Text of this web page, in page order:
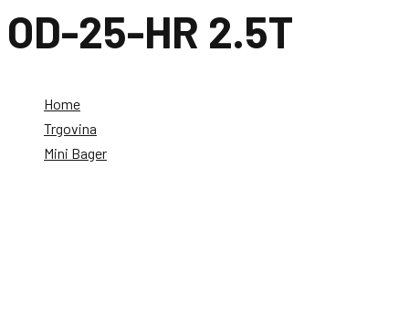
OD-25-HR 2.5T
Home
Trgovina
Mini Bager